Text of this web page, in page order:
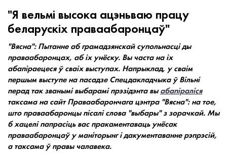
"Я вельмі высока ацэньваю працу
беларускіх праваабаронцаў"
"Вясна": Пытанне аб грамадзянскай супольнасці ды
праваабаронцах, аб іх унёску. Вы часта на іх
абапіраецеся ў сваіх выступах. Напрыклад, у сваім
першым выступе на пасадзе Спецдакладчыка ў Вільні
перад так званымі выбарамі прэзідэнта выабапіраліся
таксама на сайт Праваабарончага цэнтра "Вясна": на тое,
што праваабаронцы пісалі слова "выбары" з зорачкай. Мы
б хацелі папрасіць вас пракаментаваць унёсак
праваабаронцаў у маніторынг і дакументаванне рэпрэсій,
а таксама ў правы чалавека.